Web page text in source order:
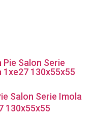
Salon Serie Imola
130x55x55